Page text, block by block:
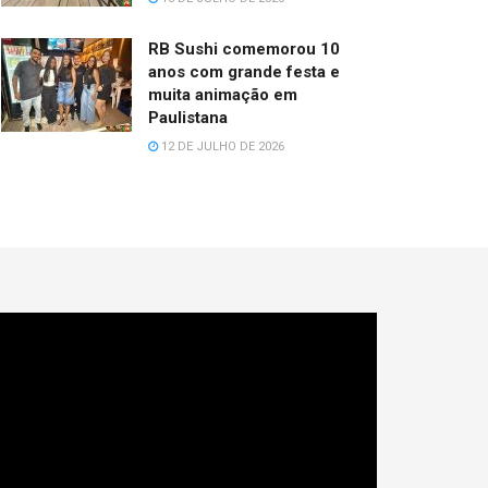
RB Sushi comemorou 10
anos com grande festa e
muita animação em
Paulistana
12 DE JULHO DE 2026